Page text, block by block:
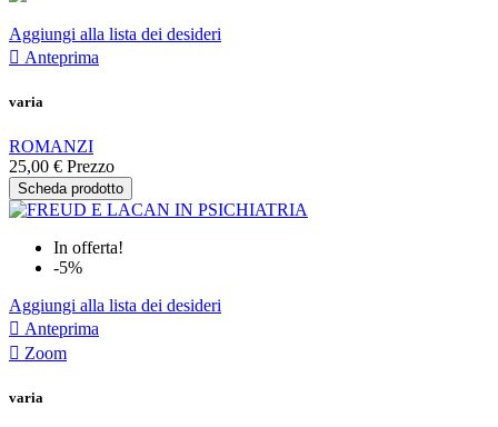
Aggiungi alla lista dei desideri
 Anteprima
varia
ROMANZI
25,00 € Prezzo
Scheda prodotto
In offerta!
-5%
Aggiungi alla lista dei desideri
 Anteprima
 Zoom
varia